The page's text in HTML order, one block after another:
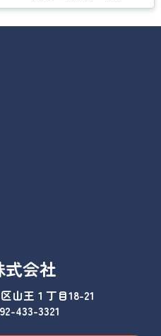
会社
山王１丁目18-21
433-3321